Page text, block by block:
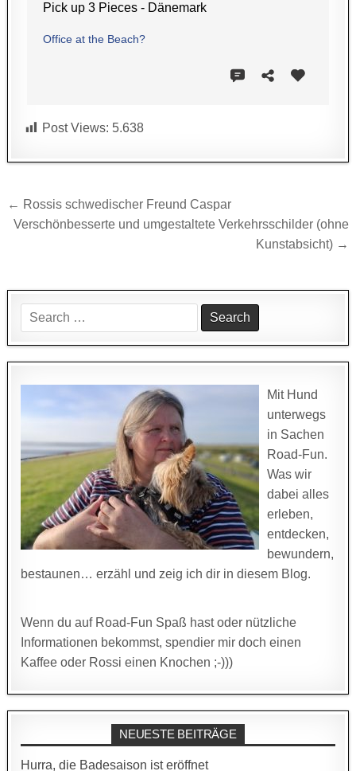
Pick up 3 Pieces - Dänemark
Office at the Beach?
Post Views: 5.638
Beitragsnavigation
← Rossis schwedischer Freund Caspar
Verschönbesserte und umgestaltete Verkehrsschilder (ohne
Kunstabsicht) →
Search
for:
Mit Hund
unterwegs
in Sachen
Road-Fun.
Was wir
dabei alles
erleben,
entdecken,
bewundern,
bestaunen… erzähl und zeig ich dir in diesem Blog.
Wenn du auf Road-Fun Spaß hast oder nützliche
Informationen bekommst, spendier mir doch einen
Kaffee oder Rossi einen Knochen ;-)))
NEUESTE BEITRÄGE
Hurra, die Badesaison ist eröffnet